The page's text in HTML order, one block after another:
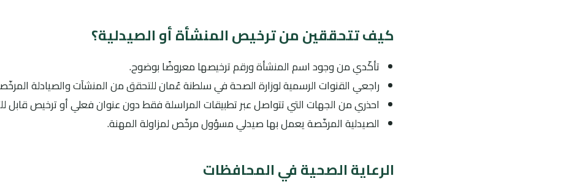
كيف تتحققين من ترخيص المنشأة أو الصيدلية؟
تأكّدي من وجود اسم المنشأة ورقم ترخيصها معروضًا بوضوح.
راجعي القنوات الرسمية لوزارة الصحة في سلطنة عُمان للتحقق من المنشآت والصيادلة
احذري من الجهات التي تتواصل عبر تطبيقات المراسلة فقط دون عنوان فعلي أو ترخيص قابل
الصيدلية المرخّصة يعمل بها صيدلي مسؤول مرخّص لمزاولة المهنة.
الرعاية الصحية في المحافظات